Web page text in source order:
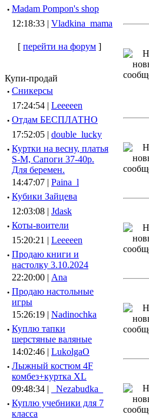
· Madam Pompon's shop
12:18:33 | Vladkina_mama
[ перейти на форум ]
Купи-продай
· Сникерсы
17:24:54 | Leeeeen
· Отдам БЕСПЛАТНО
17:52:05 | double_lucky
· Куртки на весну, платья
S-M, Сапоги 37-40р.
Для беремен.
14:47:07 | Paina_l
· Кубики Зайцева
12:03:08 | Jdask
· Коты-воители
15:20:21 | Leeeeen
· Продаю книги и
настолку 3.10.2024
22:20:00 | Ana
· Продаю настольные
игры
15:26:19 | Nadinochka
· Куплю тапки
шерстяные валяные
14:02:46 | LukolgaO
· Лыжный костюм 4F
комбез+куртка XL
09:48:34 |
_Nezabudka_
· Куплю учебники для 7
класса